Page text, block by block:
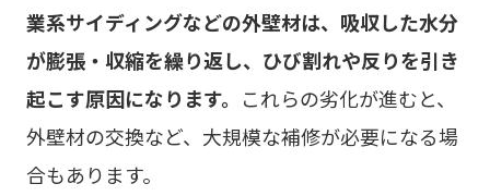
業系サイディングなどの外壁材は、吸収した水分
が膨張・収縮を繰り返し、ひび割れや反りを引き
起こす原因になります。 これらの劣化が進むと、
外壁材の交換など、大規模な補修が必要になる場
合もあります。